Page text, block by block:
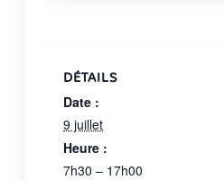
DÉTAILS
Date :
9 juillet
Heure :
7h30 – 17h00